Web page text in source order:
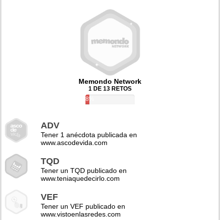
Memondo Network
1 DE 13 RETOS
8%
ADV
Tener 1 anécdota publicada en
www.ascodevida.com
TQD
Tener un TQD publicado en
www.teniaquedecirlo.com
VEF
Tener un VEF publicado en
www.vistoenlasredes.com